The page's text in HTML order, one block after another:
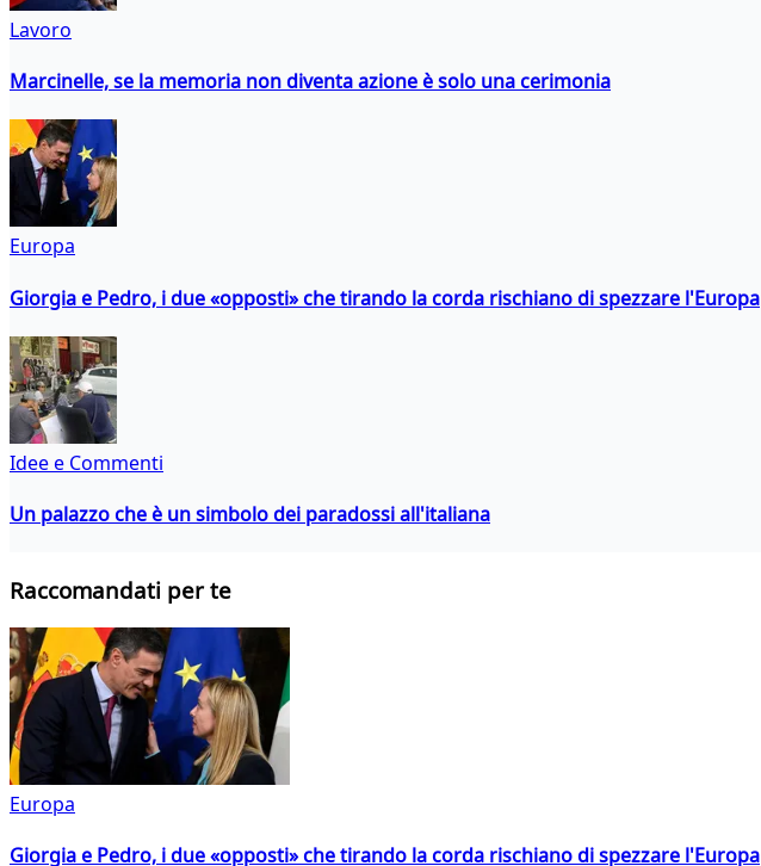
Lavoro
Marcinelle, se la memoria non diventa azione è solo una cerimonia
Europa
Giorgia e Pedro, i due «opposti» che tirando la corda rischiano di spezzare l'Europa
Idee e Commenti
Un palazzo che è un simbolo dei paradossi all'italiana
Raccomandati per te
Europa
Giorgia e Pedro, i due «opposti» che tirando la corda rischiano di spezzare l'Europa